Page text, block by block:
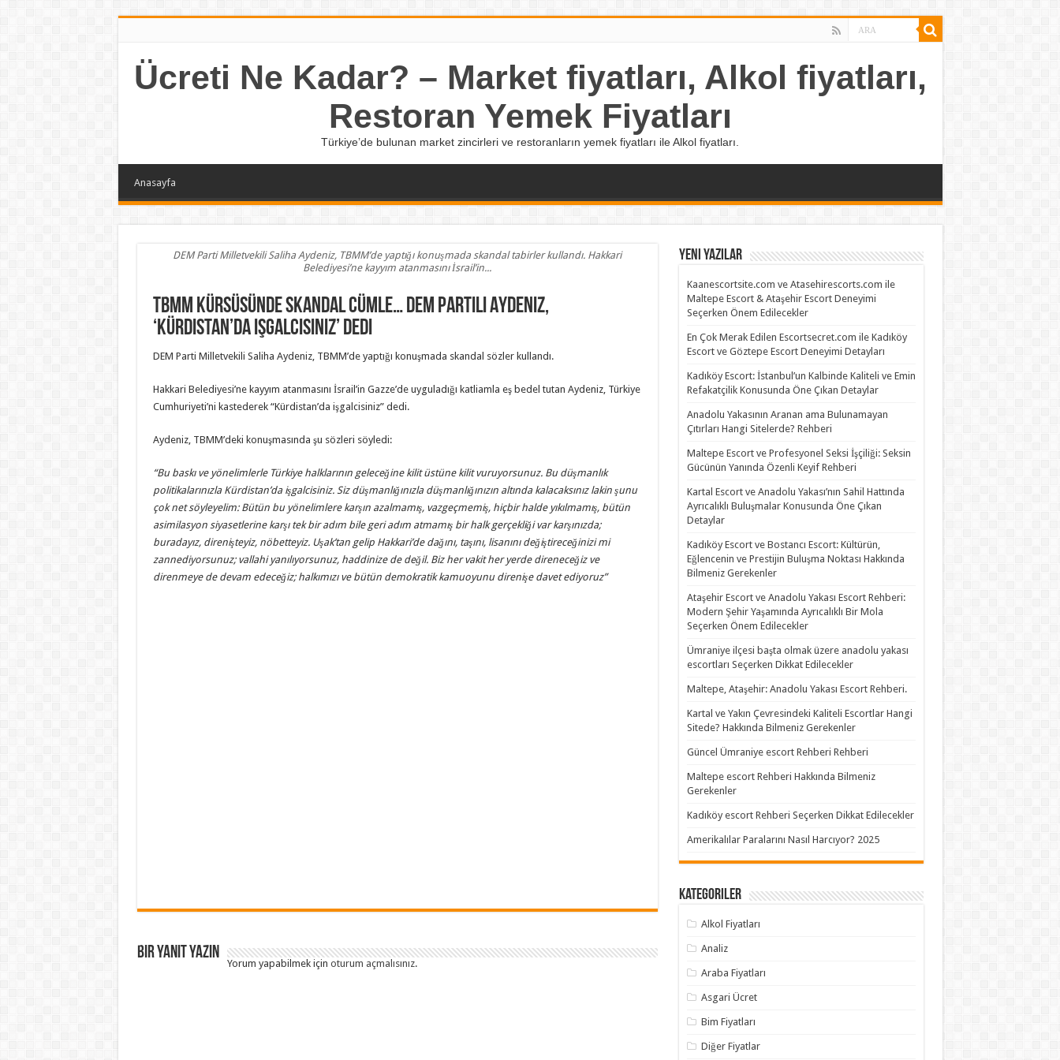
Ücreti Ne Kadar? – Market fiyatları, Alkol fiyatları,
Restoran Yemek Fiyatları
Türkiye’de bulunan market zincirleri ve restoranların yemek fiyatları ile Alkol fiyatları.
Anasayfa
DEM Parti Milletvekili Saliha Aydeniz, TBMM’de yaptığı konuşmada skandal tabirler kullandı. Hakkari
Belediyesi’ne kayyım atanmasını İsrail’in...
TBMM kürsüsünde skandal cümle… DEM Partili Aydeniz,
‘Kürdistan’da işgalcisiniz’ dedi
DEM Parti Milletvekili Saliha Aydeniz, TBMM’de yaptığı konuşmada skandal sözler kullandı.
Hakkari Belediyesi’ne kayyım atanmasını İsrail’in Gazze’de uyguladığı katliamla eş bedel tutan Aydeniz, Türkiye
Cumhuriyeti’ni kastederek “Kürdistan’da işgalcisiniz” dedi.
Aydeniz, TBMM’deki konuşmasında şu sözleri söyledi:
“Bu baskı ve yönelimlerle Türkiye halklarının geleceğine kilit üstüne kilit vuruyorsunuz. Bu düşmanlık
politikalarınızla Kürdistan’da işgalcisiniz. Siz düşmanlığınızla düşmanlığınızın altında kalacaksınız lakin şunu
çok net söyleyelim: Bütün bu yönelimlere karşın azalmamış, vazgeçmemiş, hiçbir halde yıkılmamış, bütün
asimilasyon siyasetlerine karşı tek bir adım bile geri adım atmamış bir halk gerçekliği var karşınızda;
buradayız, direnişteyiz, nöbetteyiz. Uşak’tan gelip Hakkari’de dağını, taşını, lisanını değiştireceğinizi mi
zannediyorsunuz; vallahi yanılıyorsunuz, haddinize de değil. Biz her vakit her yerde direneceğiz ve
direnmeye de devam edeceğiz; halkımızı ve bütün demokratik kamuoyunu direnişe davet ediyoruz”
Bir yanıt yazın
Yorum yapabilmek için oturum açmalısınız.
Yeni Yazılar
Kaanescortsite.com ve Atasehirescorts.com ile
Maltepe Escort & Ataşehir Escort Deneyimi
Seçerken Önem Edilecekler
En Çok Merak Edilen Escortsecret.com ile Kadıköy
Escort ve Göztepe Escort Deneyimi Detayları
Kadıköy Escort: İstanbul’un Kalbinde Kaliteli ve Emin
Refakatçilik Konusunda Öne Çıkan Detaylar
Anadolu Yakasının Aranan ama Bulunamayan
Çıtırları Hangi Sitelerde? Rehberi
Maltepe Escort ve Profesyonel Seksi İşçiliği: Seksin
Gücünün Yanında Özenli Keyif Rehberi
Kartal Escort ve Anadolu Yakası’nın Sahil Hattında
Ayrıcalıklı Buluşmalar Konusunda Öne Çıkan
Detaylar
Kadıköy Escort ve Bostancı Escort: Kültürün,
Eğlencenin ve Prestijin Buluşma Noktası Hakkında
Bilmeniz Gerekenler
Ataşehir Escort ve Anadolu Yakası Escort Rehberi:
Modern Şehir Yaşamında Ayrıcalıklı Bir Mola
Seçerken Önem Edilecekler
Ümraniye ilçesi başta olmak üzere anadolu yakası
escortları Seçerken Dikkat Edilecekler
Maltepe, Ataşehir: Anadolu Yakası Escort Rehberi.
Kartal ve Yakın Çevresindeki Kaliteli Escortlar Hangi
Sitede? Hakkında Bilmeniz Gerekenler
Güncel Ümraniye escort Rehberi Rehberi
Maltepe escort Rehberi Hakkında Bilmeniz
Gerekenler
Kadıköy escort Rehberi Seçerken Dikkat Edilecekler
Amerikalılar Paralarını Nasıl Harcıyor? 2025
Kategoriler
Alkol Fiyatları
Analiz
Araba Fiyatları
Asgari Ücret
Bim Fiyatları
Diğer Fiyatlar